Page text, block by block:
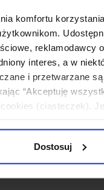
komfortu
reklamodawcy
interes, a w
i przetwarzane
“Akceptuję
(ciasteczek).
Dostosuj